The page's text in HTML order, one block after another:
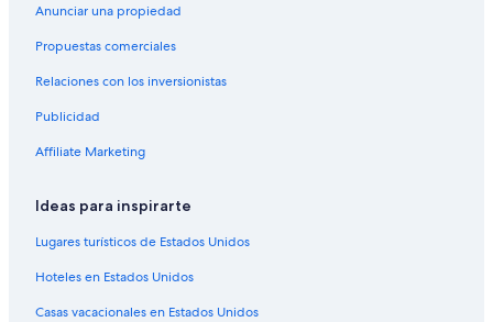
Anunciar una propiedad
Propuestas comerciales
Relaciones con los inversionistas
Publicidad
Affiliate Marketing
Ideas para inspirarte
Lugares turísticos de Estados Unidos
Hoteles en Estados Unidos
Casas vacacionales en Estados Unidos